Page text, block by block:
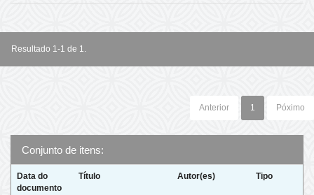
Resultado 1-1 de 1.
Anterior 1 Póximo
Conjunto de itens:
Data do
documento
Título Autor(es) Tipo